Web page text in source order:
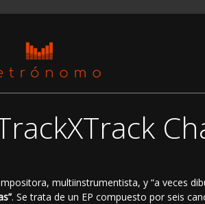
multiinstrumentista, y “a veces
. Se trata de un EP compuesto por seis